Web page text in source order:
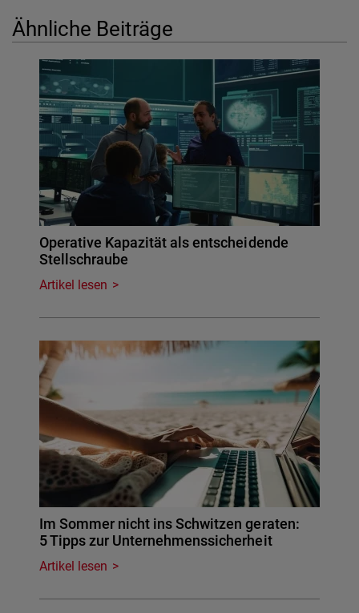
Ähnliche Beiträge
Operative Kapazität als entscheidende
Stellschraube
Artikel lesen
Im Sommer nicht ins Schwitzen geraten:
5 Tipps zur Unternehmenssicherheit
Artikel lesen